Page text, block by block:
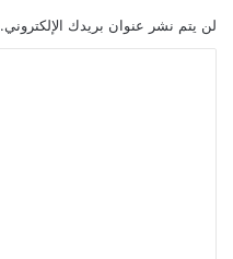
لن يتم نشر عنوان بريدك الإلكتروني.